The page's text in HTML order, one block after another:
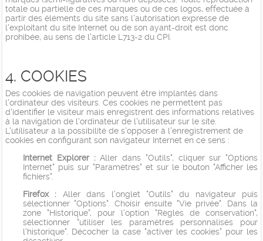
totale ou partielle de ces marques ou de ces logos, effectuée à
partir des éléments du site sans l'autorisation expresse de
l'exploitant du site Internet ou de son ayant-droit est donc
prohibée, au sens de l'article L713-2 du CPI.
4. COOKIES
Des cookies de navigation peuvent être implantés dans
l'ordinateur des visiteurs. Ces cookies ne permettent pas
d'identifier le visiteur mais enregistrent des informations relatives
à la navigation de l'ordinateur de l'utilisateur sur le site.
L'utilisateur a la possibilité de s'opposer à l'enregistrement de
cookies en configurant son navigateur Internet en ce sens :
Internet Explorer :Aller dans "Outils", cliquer sur "Options
Internet" puis sur "Paramètres" et sur le bouton "Afficher les
fichiers".
Firefox : Aller dans l’onglet "Outils" du navigateur puis
sélectionner "Options". Choisir ensuite "Vie privée". Dans la
zone "Historique", pour l'option "Règles de conservation",
sélectionner "utiliser les paramètres personnalisés pour
l'historique". Décocher la case "activer les cookies" pour les